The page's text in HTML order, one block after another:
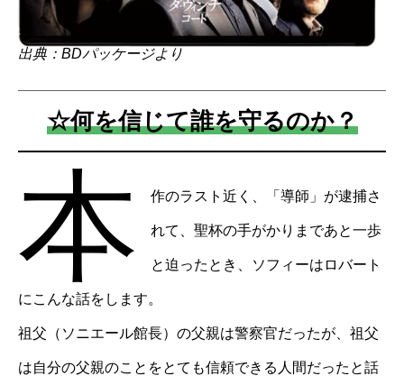
出典：BDパッケージより
☆何を信じて誰を守るのか？
本 作のラスト近く、「導師」が逮捕さ
れて、聖杯の手がかりまであと一歩
と迫ったとき、ソフィーはロバート
にこんな話をします。
祖父（ソニエール館長）の父親は警察官だったが、祖父
は自分の父親のことをとても信頼できる人間だったと話